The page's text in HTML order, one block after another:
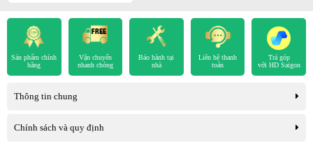
Điều hòa Comfee CFS-10FWF sử dụng môi chất làm lạnh gas R32
đảm bảo thân thiện với môi trường, cho hiệu suất làm lạnh cao và
tiết kiệm điện năng hơn.
Sản phẩm chính
hãng
Vận chuyển
nhanh chóng
Bảo hành tại
nhà
Liên hệ thanh
toán
Trả góp
với HD Saigon
Thông tin chung
Chính sách và quy định